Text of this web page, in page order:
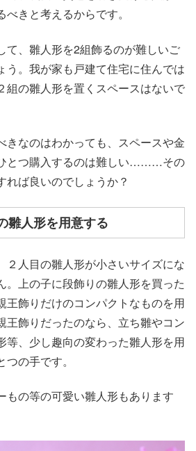
きと考えるからです。
て、雛人形を2組飾るのが難しいご
う。我が家も戸建て住宅に住んでは
組の雛人形を置くスペースはないで
きなのはわかっても、スペースや金
とつ購入するのは難しい………その
れば良いのでしょうか？
雛人形を用意する
２人目の雛人形が小さいサイズにな
。上の子に段飾りの雛人形を買った
王飾りだけのコンパクトなものを用
王飾りだったのなら、立ち雛やコン
等、少し趣向の変わった雛人形を用
の手です。
もの等の可愛い雛人形もあります